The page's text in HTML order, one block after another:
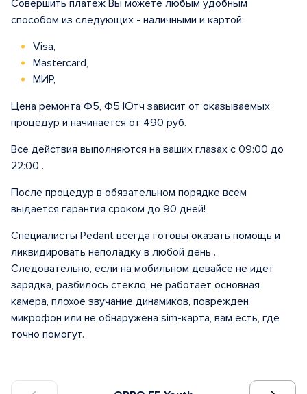
Совершить платеж Вы можете любым удобным
способом из следующих - наличными и картой:
Visa,
Mastercard,
МИР,
Цена ремонта Ф5, Ф5 Ютч зависит от оказываемых
процедур и начинается от 490 руб.
Все действия выполняются на ваших глазах с 09:00 до
22:00 .
После процедур в обязательном порядке всем
выдается гарантия сроком до 90 дней!
Специалисты Pedant всегда готовы оказать помощь и
ликвидировать неполадку в любой день .
Следовательно, если на мобильном девайсе не идет
зарядка, разбилось стекло, не работает основная
камера, плохое звучание динамиков, поврежден
микрофон или не обнаружена sim-карта, вам есть, где
точно помогут.